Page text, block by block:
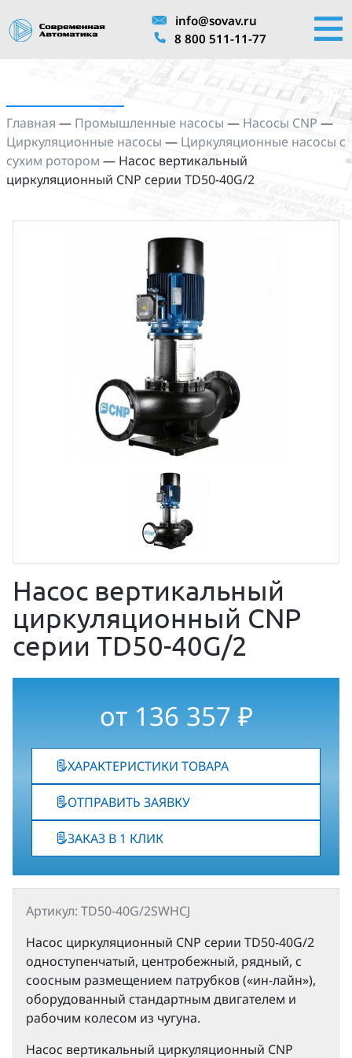
info@sovav.ru
8 800 511-11-77
Главная — Промышленные насосы — Насосы CNP —
Циркуляционные насосы — Циркуляционные насосы с
сухим ротором — Насос вертикальный
циркуляционный CNP серии TD50-40G/2
Насос вертикальный
циркуляционный CNP
серии TD50-40G/2
от 136 357 ₽
ХАРАКТЕРИСТИКИ ТОВАРА
ОТПРАВИТЬ ЗАЯВКУ
ЗАКАЗ В 1 КЛИК
Артикул: TD50-40G/2SWHCJ
Насос циркуляционный CNP серии TD50-40G/2
одноступенчатый, центробежный, рядный, с
соосным размещением патрубков («ин-лайн»),
оборудованный стандартным двигателем и
рабочим колесом из чугуна.
Насос вертикальный циркуляционный CNP